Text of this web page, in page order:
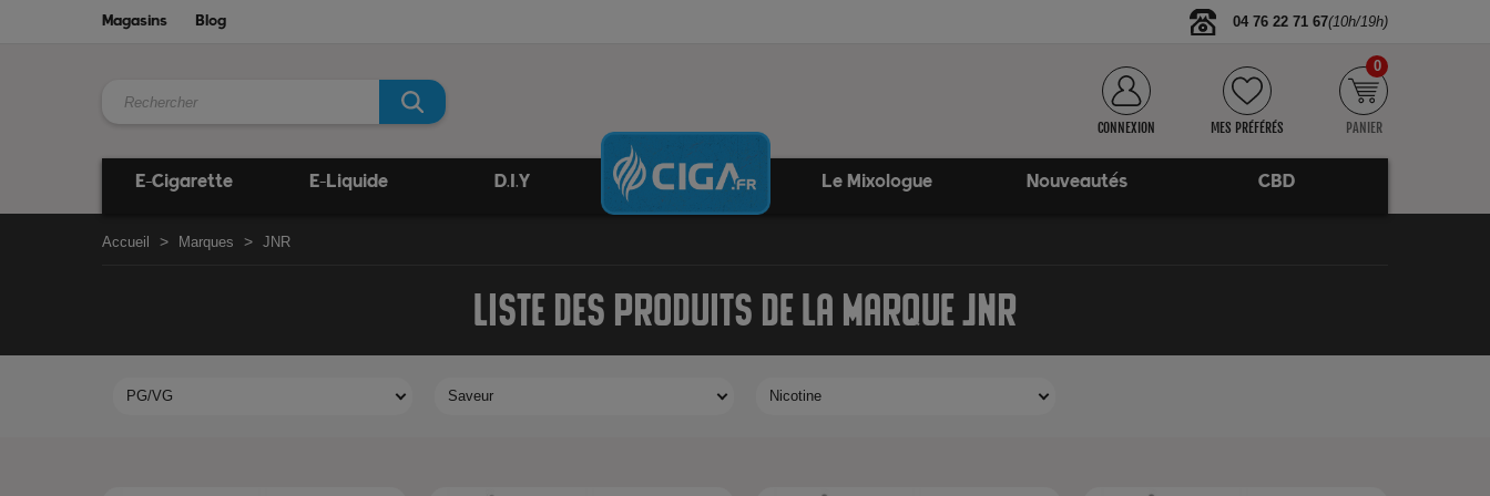
Magasins Blog 04 76 22 71 67(10h/19h)
CONNEXION MES PRÉFÉRÉS PANIER
0
E-Cigarette E-Liquide D.I.Y Le Mixologue Nouveautés CBD
Accueil Marques JNR
LISTE DES PRODUITS DE LA MARQUE JNR
PG/VG Saveur Nicotine